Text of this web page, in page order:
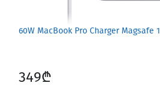
60W MacBook Pro Charger Magsafe 1
349₾